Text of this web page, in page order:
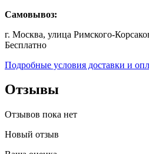
Самовывоз:
г. Москва, улица Римского-
Бесплатно
Подробные условия доставки и
Отзывы
Отзывов пока нет
Новый отзыв